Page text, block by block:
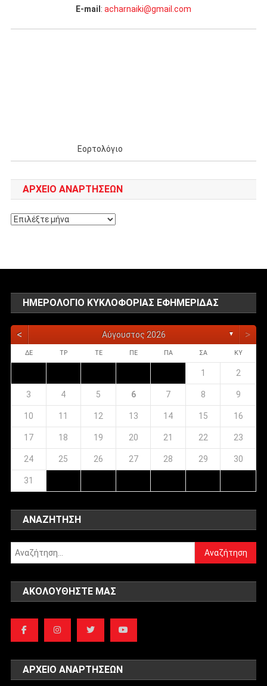
Ε-mail : acharnaiki@gmail.com
Εορτολόγιο
ΑΡΧΕΊΟ ΑΝΑΡΤΉΣΕΩΝ
Αρχείο
ΗΜΕΡΟΛΌΓΙΟ ΚΥΚΛΟΦΟΡΊΑΣ ΕΦΗΜΕΡΊΔΑΣ
< Αύγουστος 2026 ▼ >
ΔΕ ΤΡ ΤΕ ΠΕ ΠΑ ΣΑ ΚΥ
1 2
3 4 5 6 7 8 9
10 11 12 13 14 15 16
17 18 19 20 21 22 23
24 25 26 27 28 29 30
31
ΑΝΑΖΉΤΗΣΗ
Αναζήτηση
για:
ΑΚΟΛΟΥΘΉΣΤΕ ΜΑΣ
ΑΡΧΕΊΟ ΑΝΑΡΤΉΣΕΩΝ